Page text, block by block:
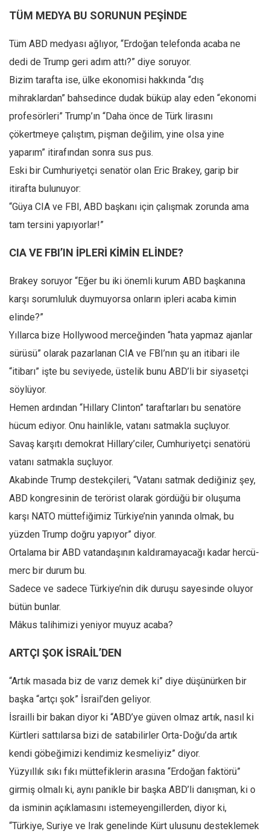
İslam Dünyası
Avustralya
Dosyalar
TÜM MEDYA BU SORUNUN PEŞİNDE
Tüm ABD medyası ağlıyor, “Erdoğan telefonda acaba ne
dedi de Trump geri adım attı?” diye soruyor.
Bizim tarafta ise, ülke ekonomisi hakkında “dış
mihraklardan” bahsedince dudak büküp alay eden “ekonomi
profesörleri” Trump’ın “Daha önce de Türk lirasını
çökertmeye çalıştım, pişman değilim, yine olsa yine
yaparım” itirafından sonra sus pus.
Eski bir Cumhuriyetçi senatör olan Eric Brakey, garip bir
itirafta bulunuyor:
“Güya CIA ve FBI, ABD başkanı için çalışmak zorunda ama
tam tersini yapıyorlar!”
CIA VE FBI’IN İPLERİ KİMİN ELİNDE?
Brakey soruyor “Eğer bu iki önemli kurum ABD başkanına
karşı sorumluluk duymuyorsa onların ipleri acaba kimin
elinde?”
Yıllarca bize Hollywood merceğinden “hata yapmaz ajanlar
sürüsü” olarak pazarlanan CIA ve FBI’nın şu an itibari ile
“itibarı” işte bu seviyede, üstelik bunu ABD’li bir siyasetçi
söylüyor.
Hemen ardından “Hillary Clinton” taraftarları bu senatöre
hücum ediyor. Onu hainlikle, vatanı satmakla suçluyor.
Savaş karşıtı demokrat Hillary’ciler, Cumhuriyetçi senatörü
vatanı satmakla suçluyor.
Akabinde Trump destekçileri, “Vatanı satmak dediğiniz şey,
ABD kongresinin de terörist olarak gördüğü bir oluşuma
karşı NATO müttefiğimiz Türkiye’nin yanında olmak, bu
yüzden Trump doğru yapıyor” diyor.
Ortalama bir ABD vatandaşının kaldıramayacağı kadar hercü-
merc bir durum bu.
Sadece ve sadece Türkiye’nin dik duruşu sayesinde oluyor
bütün bunlar.
Mâkus talihimizi yeniyor muyuz acaba?
ARTÇI ŞOK İSRAİL’DEN
“Artık masada biz de varız demek ki” diye düşünürken bir
başka “artçı şok” İsrail’den geliyor.
İsrailli bir bakan diyor ki “ABD’ye güven olmaz artık, nasıl ki
Kürtleri sattılarsa bizi de satabilirler Orta-Doğu’da artık
kendi göbeğimizi kendimiz kesmeliyiz” diyor.
Yüzyıllık sıkı fıkı müttefiklerin arasına “Erdoğan faktörü”
girmiş olmalı ki, aynı panikle bir başka ABD’li danışman, ki o
da isminin açıklamasını istemeyengillerden, diyor ki,
“Türkiye, Suriye ve Irak genelinde Kürt ulusunu desteklemek